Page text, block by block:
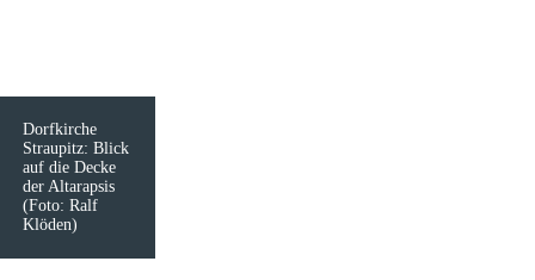
Dorfkirche
Straupitz: Blick
auf die Decke
der Altarapsis
(Foto: Ralf
Klöden)